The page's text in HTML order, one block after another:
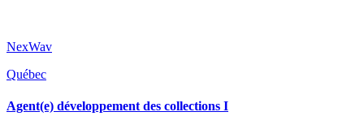
NexWav
Québec
Agent(e) développement des collections I